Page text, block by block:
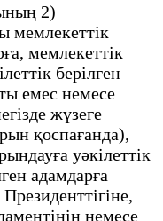
2)
мемлекеттік
мемлекеттік
берілген
емес немесе
жүзеге
қоспағанда),
уәкілеттік
адамдарға
немесе